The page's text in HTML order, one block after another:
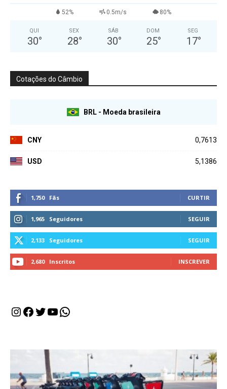
52% 0.5m/s 80%
QUI
30°
SEX
28°
SÁB
30°
DOM
25°
SEG
17°
Cotações do Câmbio
BRL - Moeda brasileira
CNY 0,7613
USD 5,1386
1,750 Fãs CURTIR
1,965 Seguidores SEGUIR
2,133 Seguidores SEGUIR
2,680 Inscritos INSCREVER
Instagram
Facebook
Twitter
Youtube
WhatsApp